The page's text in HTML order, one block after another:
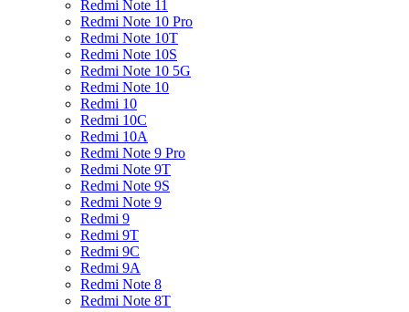
Redmi Note 11
Redmi Note 10 Pro
Redmi Note 10T
Redmi Note 10S
Redmi Note 10 5G
Redmi Note 10
Redmi 10
Redmi 10C
Redmi 10A
Redmi Note 9 Pro
Redmi Note 9T
Redmi Note 9S
Redmi Note 9
Redmi 9
Redmi 9T
Redmi 9C
Redmi 9A
Redmi Note 8
Redmi Note 8T